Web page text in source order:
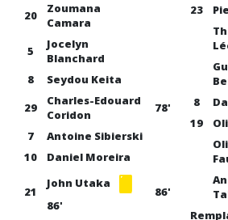
20
Zoumana
Camara
5
Jocelyn
Blanchard
8
Seydou Keita
29
Charles-Edouard
Coridon
78'
7
Antoine Sibierski
10
Daniel Moreira
21
John Utaka
86'
86'
23
8
19